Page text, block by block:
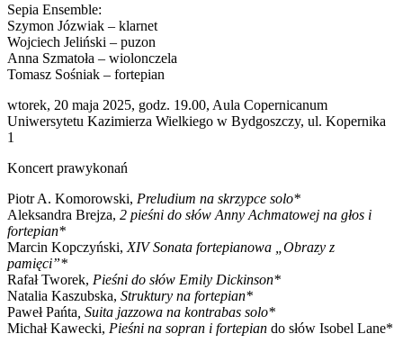
Sepia Ensemble:
Szymon Józwiak – klarnet
Wojciech Jeliński – puzon
Anna Szmatoła – wiolonczela
Tomasz Sośniak – fortepian
wtorek, 20 maja 2025, godz. 19.00, Aula Copernicanum
Uniwersytetu Kazimierza Wielkiego w Bydgoszczy, ul. Kopernika
1
Koncert prawykonań
Piotr A. Komorowski, Preludium na skrzypce solo*
Aleksandra Brejza, 2 pieśni do słów Anny Achmatowej na głos i
fortepian*
Marcin Kopczyński, XIV Sonata fortepianowa „Obrazy z
pamięci”*
Rafał Tworek, Pieśni do słów Emily Dickinson*
Natalia Kaszubska, Struktury na fortepian*
Paweł Pańta , Suita jazzowa na kontrabas solo*
Michał Kawecki, Pieśni na sopran i fortepian do słów Isobel Lane*